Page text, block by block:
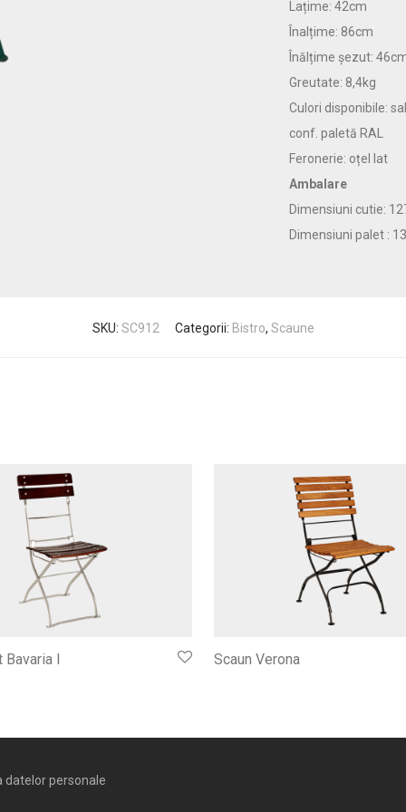
Lațime: 42cm
Înalțime: 86cm
Înălțime șezut:
Greutate: 8,4kg
Culori disponibile:
conf. paletă RAL
Feronerie: oțel lat
Ambalare
Dimensiuni cutie:
Dimensiuni palet :
SKU: SC912 Categorii: Bistro, Scaune
I Scaun Verona
datelor personale